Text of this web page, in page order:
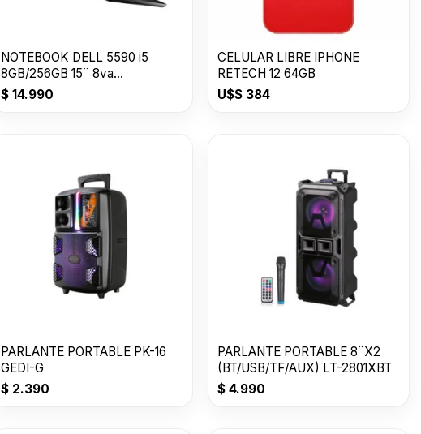
NOTEBOOK DELL 5590 i5
8GB/256GB 15¨ 8va
GENERACION
$ 14.990
CELULAR LIBRE IPHONE
RETECH 12 64GB
U$S 384
PARLANTE PORTABLE PK-16
GEDI-G
$ 2.390
PARLANTE PORTABLE 8¨X2
(BT/USB/TF/AUX) LT-2801XBT
$ 4.990